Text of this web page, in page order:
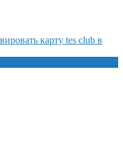
карту tes club в